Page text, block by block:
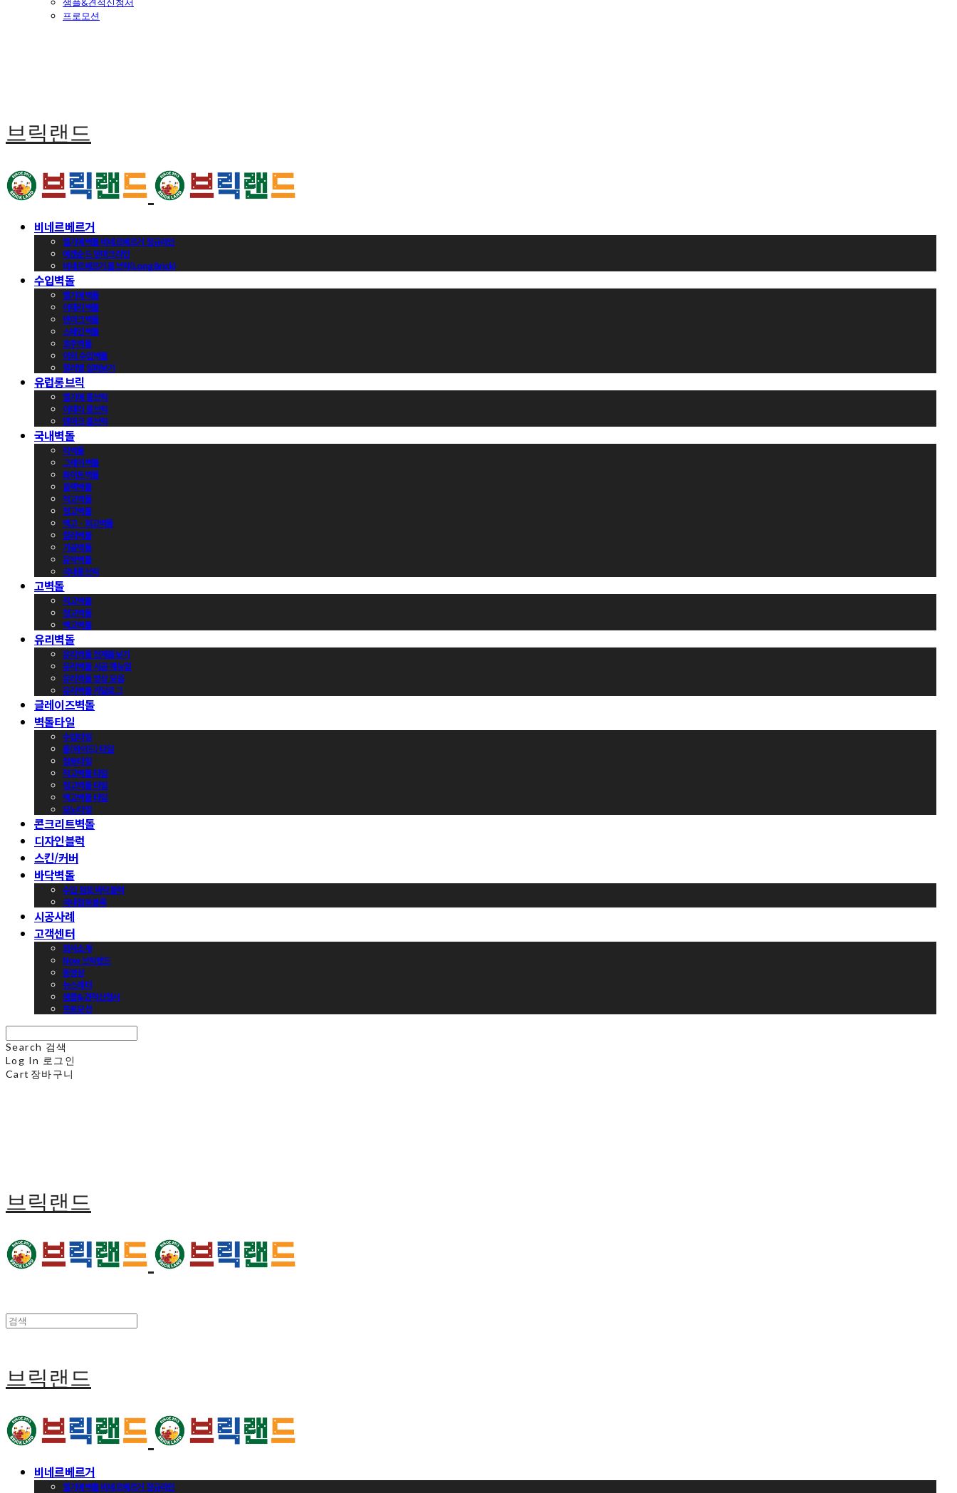
프로모션
브릭랜드
비네르베르거
벨기에벽돌 비네르베르거 정규라인
에겐순드 덴마크라인
비네르베르거 롱브릭(Long Brick)
수입벽돌
벨기에벽돌
이태리벽돌
덴마크벽돌
스페인벽돌
호주벽돌
이외 수입벽돌
컬러별 살펴보기
유럽롱브릭
벨기에 롱브릭
이태리 롱브릭
덴마크 롱브릭
국내벽돌
적벽돌
그레이벽돌
화이트벽돌
블랙벽돌
적고벽돌
청고벽돌
백고ㆍ회고벽돌
컬러벽돌
가공벽돌
유약벽돌
국내롱브릭
고벽돌
적고벽돌
청고벽돌
백고벽돌
유리벽돌
유리벽돌 전제품보기
유리벽돌 시공 매뉴얼
유리벽돌 영상 모음
유리벽돌 카달로그
글레이즈벽돌
벽돌타일
수입타일
롱(와이드) 타일
점토타일
적고벽돌 타일
청고벽돌 타일
백고벽돌 타일
모노타일
콘크리트벽돌
디자인블럭
스킨/커버
바닥벽돌
수입 점토 바닥블럭
국내점토블록
시공사례
고객센터
회사소개
Now 브릭랜드
동영상
뉴스레터
샘플&견적신청서
프로모션
Search 검색
Log In 로그인
Cart 장바구니
브릭랜드
브릭랜드
비네르베르거
벨기에벽돌 비네르베르거 정규라인